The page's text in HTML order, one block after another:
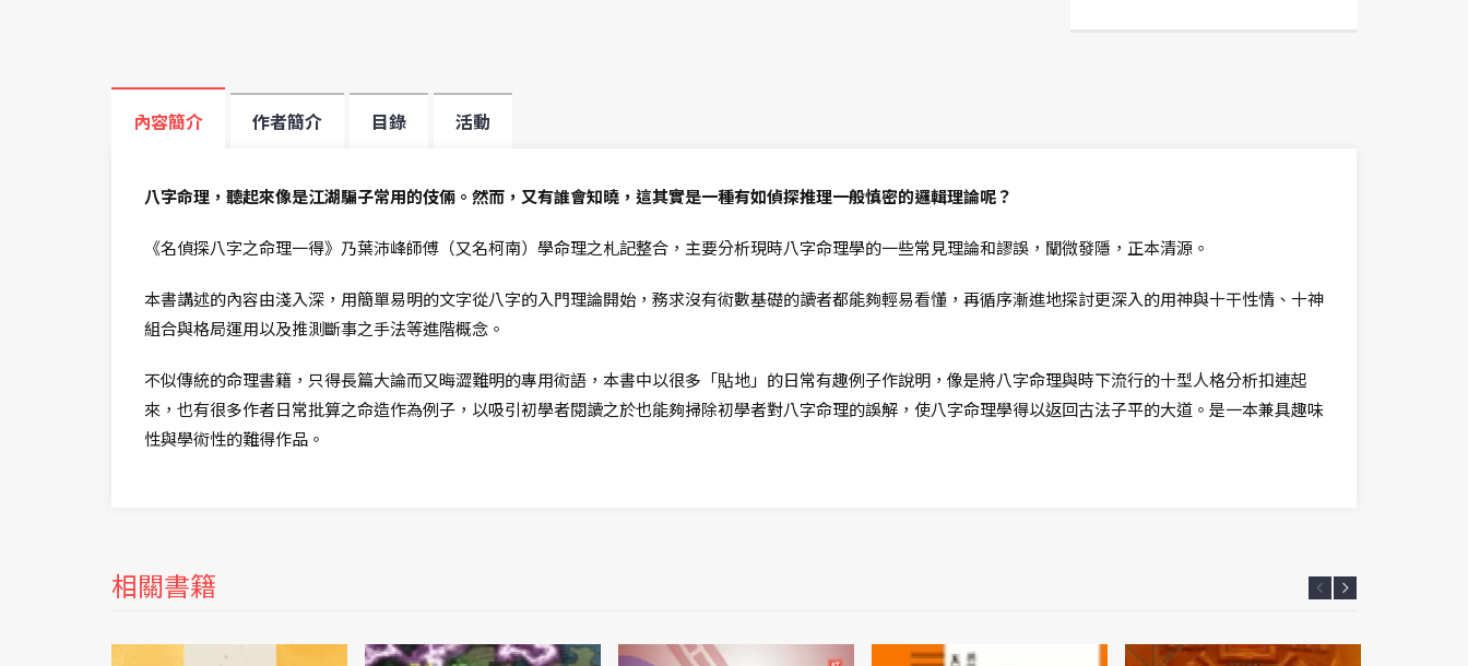
內容簡介 作者簡介 目錄 活動
八字命理，聽起來像是江湖騙子常用的伎倆。然而，又有誰會知曉，這其實是一種有如偵探推理一般慎密的邏輯理論呢？
《名偵探八字之命理一得》乃葉沛峰師傅（又名柯南）學命理之札記整合，主要分析現時八字命理學的一些常見理論和謬誤，闡微發隱，正本清源。
本書講述的內容由淺入深，用簡單易明的文字從八字的入門理論開始，務求沒有術數基礎的讀者都能夠輕易看懂，再循序漸進地探討更深入的用神與十干性情、十神
組合與格局運用以及推測斷事之手法等進階概念。
不似傳統的命理書籍，只得長篇大論而又晦澀難明的專用術語，本書中以很多「貼地」的日常有趣例子作說明，像是將八字命理與時下流行的十型人格分析扣連起
來，也有很多作者日常批算之命造作為例子，以吸引初學者閱讀之於也能夠掃除初學者對八字命理的誤解，使八字命理學得以返回古法子平的大道。是一本兼具趣味
性與學術性的難得作品。
相關書籍